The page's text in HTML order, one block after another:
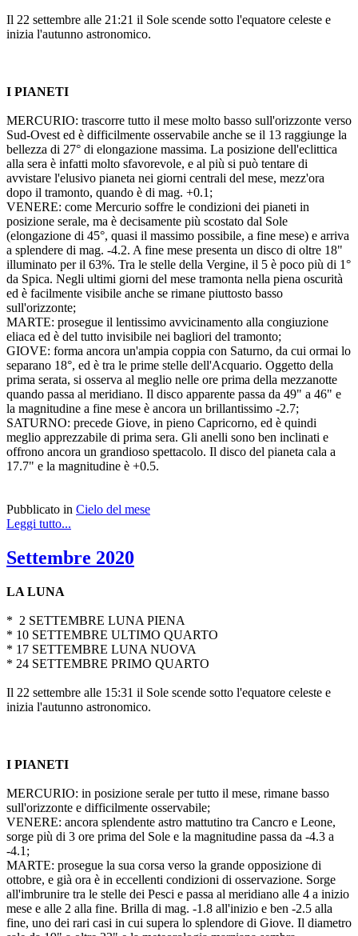
Il 22 settembre alle 21:21 il Sole scende sotto l'equatore celeste e
inizia l'autunno astronomico.
I PIANETI
MERCURIO: trascorre tutto il mese molto basso sull'orizzonte verso
Sud-Ovest ed è difficilmente osservabile anche se il 13 raggiunge la
bellezza di 27° di elongazione massima. La posizione dell'eclittica
alla sera è infatti molto sfavorevole, e al più si può tentare di
avvistare l'elusivo pianeta nei giorni centrali del mese, mezz'ora
dopo il tramonto, quando è di mag. +0.1;
VENERE: come Mercurio soffre le condizioni dei pianeti in
posizione serale, ma è decisamente più scostato dal Sole
(elongazione di 45°, quasi il massimo possibile, a fine mese) e arriva
a splendere di mag. -4.2. A fine mese presenta un disco di oltre 18"
illuminato per il 63%. Tra le stelle della Vergine, il 5 è poco più di 1°
da Spica. Negli ultimi giorni del mese tramonta nella piena oscurità
ed è facilmente visibile anche se rimane piuttosto basso
sull'orizzonte;
MARTE: prosegue il lentissimo avvicinamento alla congiuzione
eliaca ed è del tutto invisibile nei bagliori del tramonto;
GIOVE: forma ancora un'ampia coppia con Saturno, da cui ormai lo
separano 18°, ed è tra le prime stelle dell'Acquario. Oggetto della
prima serata, si osserva al meglio nelle ore prima della mezzanotte
quando passa al meridiano. Il disco apparente passa da 49" a 46" e
la magnitudine a fine mese è ancora un brillantissimo -2.7;
SATURNO: precede Giove, in pieno Capricorno, ed è quindi
meglio apprezzabile di prima sera. Gli anelli sono ben inclinati e
offrono ancora un grandioso spettacolo. Il disco del pianeta cala a
17.7" e la magnitudine è +0.5.
Pubblicato in Cielo del mese
Leggi tutto...
Settembre 2020
LA LUNA
* 2 SETTEMBRE LUNA PIENA
* 10 SETTEMBRE ULTIMO QUARTO
* 17 SETTEMBRE LUNA NUOVA
* 24 SETTEMBRE PRIMO QUARTO
Il 22 settembre alle 15:31 il Sole scende sotto l'equatore celeste e
inizia l'autunno astronomico.
I PIANETI
MERCURIO: in posizione serale per tutto il mese, rimane basso
sull'orizzonte e difficilmente osservabile;
VENERE: ancora splendente astro mattutino tra Cancro e Leone,
sorge più di 3 ore prima del Sole e la magnitudine passa da -4.3 a
-4.1;
MARTE: prosegue la sua corsa verso la grande opposizione di
ottobre, e già ora è in eccellenti condizioni di osservazione. Sorge
all'imbrunire tra le stelle dei Pesci e passa al meridiano alle 4 a inizio
mese e alle 2 alla fine. Brilla di mag. -1.8 all'inizio e ben -2.5 alla
fine, uno dei rari casi in cui supera lo splendore di Giove. Il diametro